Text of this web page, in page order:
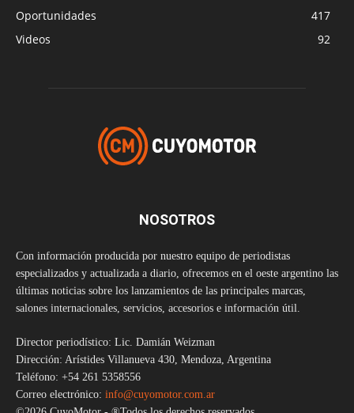
Oportunidades
417
Videos
92
NOSOTROS
Con información producida por nuestro equipo de periodistas
especializados y actualizada a diario, ofrecemos en el oeste argentino las
últimas noticias sobre los lanzamientos de las principales marcas,
salones internacionales, servicios, accesorios e información útil.
Director periodístico: Lic. Damián Weizman
Dirección: Arístides Villanueva 430, Mendoza, Argentina
Teléfono: +54 261 5358556
Correo electrónico: info@cuyomotor.com.ar